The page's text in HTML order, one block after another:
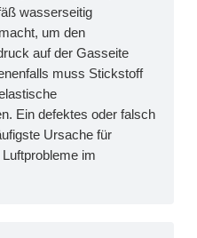
wasserseitig
um den
auf der Gasseite
muss Stickstoff
Ein defektes oder falsch
Ursache für
im